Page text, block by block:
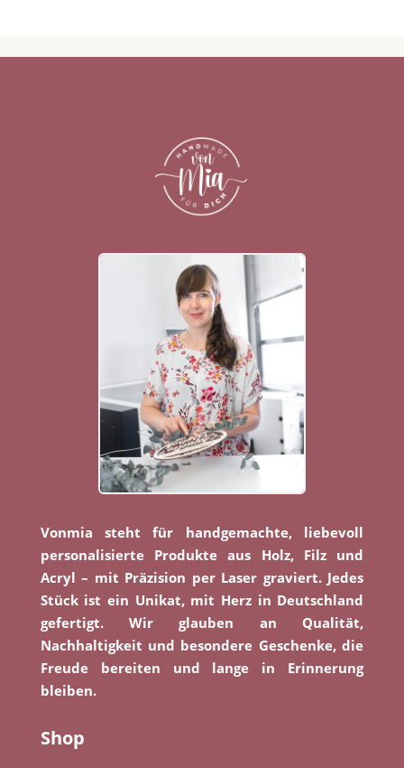
Vonmia steht für handgemachte, liebevoll
personalisierte Produkte aus Holz, Filz und
Acryl – mit Präzision per Laser graviert. Jedes
Stück ist ein Unikat, mit Herz in Deutschland
gefertigt. Wir glauben an Qualität,
Nachhaltigkeit und besondere Geschenke, die
Freude bereiten und lange in Erinnerung
bleiben.
Shop